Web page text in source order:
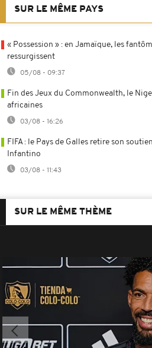
SUR LE MÊME PAYS
« Possession » : en Jamaïque, les
ressurgissent
05/08 - 09:37
Fin des Jeux du Commonwealth, le
africaines
03/08 - 16:26
FIFA : le Pays de Galles retire son
Infantino
03/08 - 11:43
SUR LE MÊME THÈME